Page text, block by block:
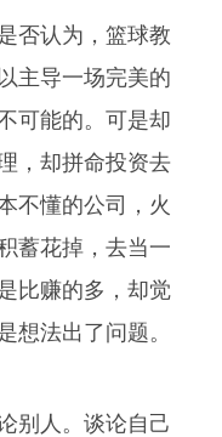
否认为，篮球教
主导一场完美的
可能的。可是却
，却拼命投资去
不懂的公司，火
蓄花掉，去当一
比赚的多，却觉
想法出了问题。
别人。谈论自己